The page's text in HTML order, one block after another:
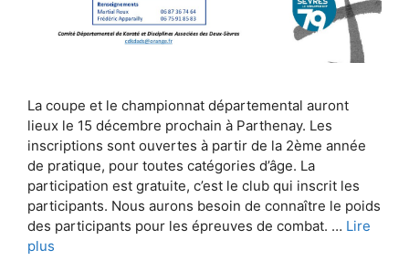
La coupe et le championnat départemental auront
lieux le 15 décembre prochain à Parthenay. Les
inscriptions sont ouvertes à partir de la 2ème année
de pratique, pour toutes catégories d’âge. La
participation est gratuite, c’est le club qui inscrit les
participants. Nous aurons besoin de connaître le poids
des participants pour les épreuves de combat. … Lire
plus